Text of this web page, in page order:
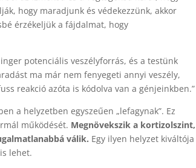
hogy maradjunk és védekezzünk, akkor
érzékeljük a fájdalmat, hogy
potenciális veszélyforrás, és a testünk
ma már nem fenyegeti annyi veszély,
reakció azóta is kódolva van a génjeinkben.”
a helyzetben egyszeűen „lefagynak”. Ez
működését. Megnövekszik a kortizolszint,
válik. Egy ilyen helyzet kiváltója
lehet.